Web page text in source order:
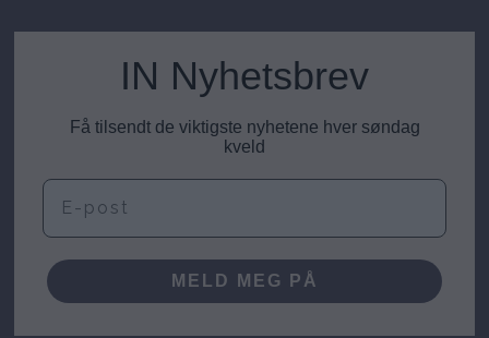
IN Nyhetsbrev
Få tilsendt de viktigste nyhetene hver søndag
kveld
E-post
MELD MEG PÅ